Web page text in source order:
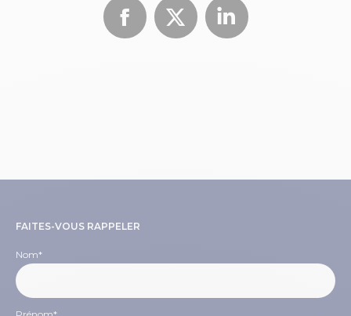
Facebook
X LinkedIn
FAITES-VOUS RAPPELER
Nom*